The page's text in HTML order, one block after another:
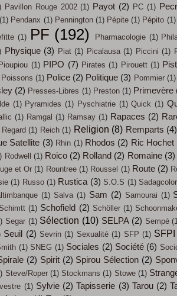
Pavillon Rouge 2002 (1) Payot (2) PC (1)
(1) Pendanx (1) Pennington (1) Pépite (1) Pépito (1)
(1) PF (192) Pharmacologie (1)
Physique (3) Piat (1) Picalausa (1) Piccini (1)
Pioupiou (1) PIPO (7) Pirates (1) Pirouett (1)
Poissons (1) Police (2) Politique (3) Pommier (1)
(2) Presses-Libres (1) Preston (1) Primevère
(1) Pyramides (1) Pyschiatrie (1) Quick (1)
(1) Ramgal (1) Ramsay (1) Rapaces (2)
Regard (1) Reich (1) Religion (8) Remparts (4)
Satellite (3) Rhin (1) Rhodos (2) Ric Hochet
Rodwell (1) Roico (2) Rolland (2) Romaine (3)
et Or (1) Rountree (1) Roussel (1) Route (2)
(1) Russo (1) Rustica (3) S.O.S (1) Sadagcolor
(1) Salva (1) Sam (2) Samourai (1)
(1) Schofield (2) Schöller (1)
Segar (1) Sélection (10) SELPA (2) Sempé
Seuil (2) Sevrin (1) Sexualité (1) SFP (1) SFPI
(1) SNEG (1) Sociales (2) Société (6)
(2) Spirit (2) Spirou Sélection (2)
Steve/Roper (1) Stockmans (1) Stowe (1)
(1) Sylvie (2) Tapisserie (3) Tarou (2)